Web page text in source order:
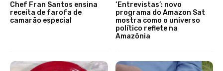
Chef Fran Santos ensina
receita de farofa de
camarão especial
‘Entrevistas’: novo
programa do Amazon Sat
mostra como o universo
político reflete na
Amazônia